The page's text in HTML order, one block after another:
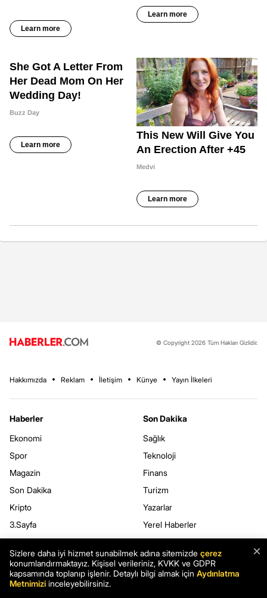
© Copyright 2026 Tüm Hakları Gizlidir.
Hakkımızda Reklam İletişim Künye Yayın İlkeleri
Haberler
Ekonomi
Spor
Magazin
Son Dakika
Kripto
3.Sayfa
Dünya
Son Dakika
Sağlık
Teknoloji
Finans
Turizm
Yazarlar
Yerel Haberler
Haberler.com
Hava Durumu
Kurumsal
×
Sizlere daha iyi hizmet sunabilmek adına sitemizde çerez
konumlandırmaktayız. Kişisel verileriniz, KVKK ve GDPR
kapsamında toplanıp işlenir. Detaylı bilgi almak için Aydınlatma
Metnimizi inceleyebilirsiniz.